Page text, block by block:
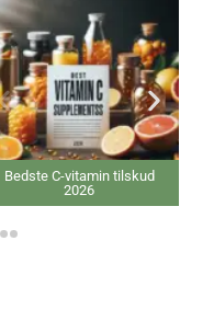
Bedste Ansigtsmaske